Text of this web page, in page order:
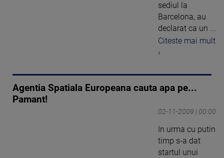
sediul la
Barcelona, au
declarat ca un ...
Citeste mai mult
›
Agentia Spatiala Europeana cauta apa pe...
Pamant!
02-11-2009 | 00:00
In urma cu putin
timp s-a dat
startul unui